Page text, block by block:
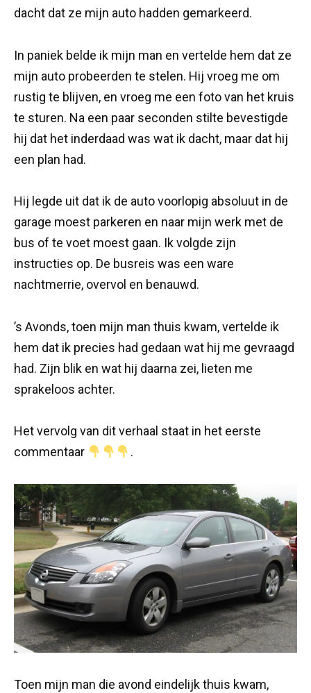
dacht dat ze mijn auto hadden gemarkeerd.
In paniek belde ik mijn man en vertelde hem dat ze
mijn auto probeerden te stelen. Hij vroeg me om
rustig te blijven, en vroeg me een foto van het kruis
te sturen. Na een paar seconden stilte bevestigde
hij dat het inderdaad was wat ik dacht, maar dat hij
een plan had.
Hij legde uit dat ik de auto voorlopig absoluut in de
garage moest parkeren en naar mijn werk met de
bus of te voet moest gaan. Ik volgde zijn
instructies op. De busreis was een ware
nachtmerrie, overvol en benauwd.
’s Avonds, toen mijn man thuis kwam, vertelde ik
hem dat ik precies had gedaan wat hij me gevraagd
had. Zijn blik en wat hij daarna zei, lieten me
sprakeloos achter.
Het vervolg van dit verhaal staat in het eerste
commentaar
.
Toen mijn man die avond eindelijk thuis kwam,